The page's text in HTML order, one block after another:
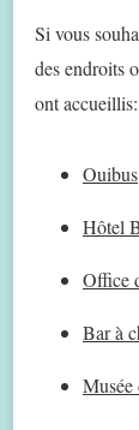
Si vous
des endroits
ont accueillis:
Ouibus
Hôtel
Office
Bar à
Musée